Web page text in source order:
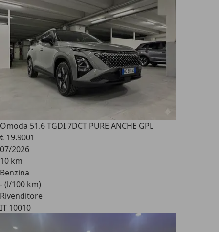
Omoda 51.6 TGDI 7DCT PURE ANCHE GPL
€ 19.9001
07/2026
10 km
Benzina
- (l/100 km)
Rivenditore
IT 10010